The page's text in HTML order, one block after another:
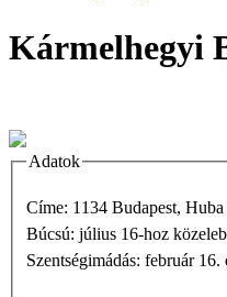
Kármelhegyi
Adatok
Címe: 1134 Budapest, Huba
Búcsú: július 16-hoz
Szentségimádás: